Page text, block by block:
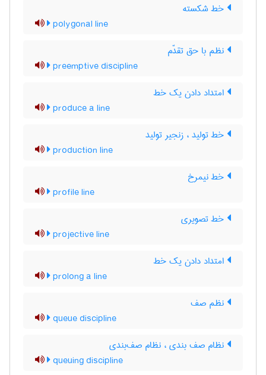
خط شکسته
polygonal line
نظم با حق تقدّم
preemptive discipline
امتداد دادن یک خط
produce a line
خط تولید ، زنجیر تولید
production line
خط نیمرخ
profile line
خط تصویری
projective line
امتداد دادن یک خط
prolong a line
نظم صف
queue discipline
نظام صف بندی ، نظام صف‌بندی
queuing discipline